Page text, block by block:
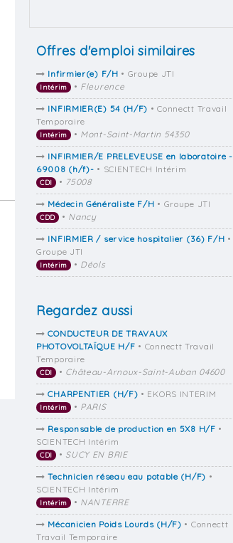
Offres d'emploi similaires
Infirmier(e) F/H • Groupe JTI
Intérim • Fleurence
INFIRMIER(E) 54 (H/F) • Connectt Travail
Temporaire
Intérim • Mont-Saint-Martin 54350
INFIRMIER/E PRELEVEUSE en laboratoire -
69008 (h/f)- • SCIENTECH Intérim
CDI • 75008
Médecin Généraliste F/H • Groupe JTI
CDD • Nancy
INFIRMIER / service hospitalier (36) F/H •
Groupe JTI
Intérim • Déols
Regardez aussi
CONDUCTEUR DE TRAVAUX
PHOTOVOLTAÏQUE H/F • Connectt Travail
Temporaire
CDI • Château-Arnoux-Saint-Auban 04600
CHARPENTIER (H/F) • EKORS INTERIM
Intérim • PARIS
Responsable de production en 5X8 H/F •
SCIENTECH Intérim
CDI • SUCY EN BRIE
Technicien réseau eau potable (H/F) •
SCIENTECH Intérim
Intérim • NANTERRE
Mécanicien Poids Lourds (H/F) • Connectt
Travail Temporaire